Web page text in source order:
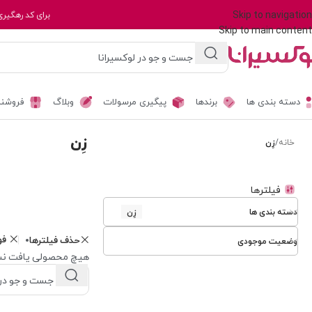
Skip to navigation
Skip to main content
برای کد
دسته بندی ها برندها پیگیری مرسولات وبلاگ
خانه/زِن زِن
فیلترها
دسته بندی ها زِن
وضعیت موجودی حذف فیلترها
هیچ محصولی یافت